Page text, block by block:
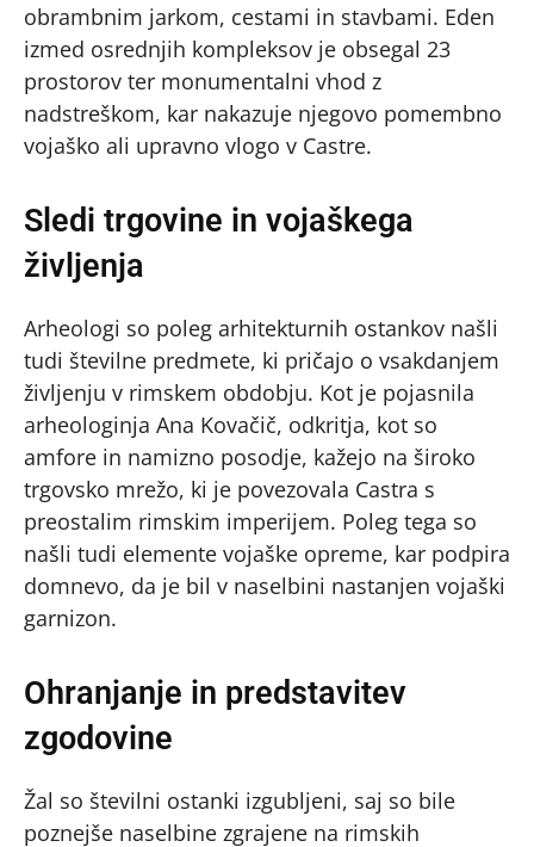
obrambnim jarkom, cestami in stavbami. Eden
izmed osrednjih kompleksov je obsegal 23
prostorov ter monumentalni vhod z
nadstreškom, kar nakazuje njegovo pomembno
vojaško ali upravno vlogo v Castre.
Sledi trgovine in vojaškega
življenja
Arheologi so poleg arhitekturnih ostankov našli
tudi številne predmete, ki pričajo o vsakdanjem
življenju v rimskem obdobju. Kot je pojasnila
arheologinja Ana Kovačič, odkritja, kot so
amfore in namizno posodje, kažejo na široko
trgovsko mrežo, ki je povezovala Castra s
preostalim rimskim imperijem. Poleg tega so
našli tudi elemente vojaške opreme, kar podpira
domnevo, da je bil v naselbini nastanjen vojaški
garnizon.
Ohranjanje in predstavitev
zgodovine
Žal so številni ostanki izgubljeni, saj so bile
poznejše naselbine zgrajene na rimskih